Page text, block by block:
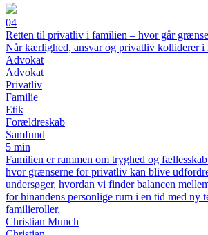
04
Retten til privatliv i familien – hvor går
Når kærlighed, ansvar og privatliv kolliderer i
Advokat
Advokat
Privatliv
Familie
Etik
Forældreskab
Samfund
5 min
Familien er rammen om tryghed og fællesskab
hvor grænserne for privatliv kan blive
undersøger, hvordan vi finder balancen
for hinandens personlige rum i en tid med ny
familieroller.
Christian Munch